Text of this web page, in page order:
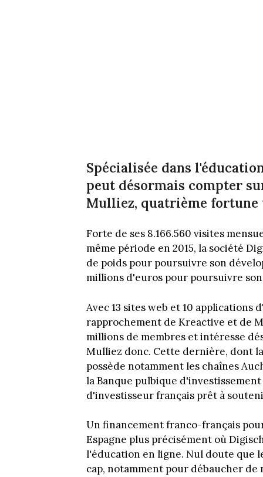
Spécialisée dans
peut désormais compter
Mulliez, quatrième fortune
Forte de ses 8.166.560 visites
même période en 2015, la société
de poids pour poursuivre son
millions d'euros pour poursuivre
Avec 13 sites web et 10 applications
rapprochement de Kreactive et de
millions de membres et intéresse
Mulliez donc. Cette dernière, dont
possède notamment les chaînes
la Banque pulbique
d'investisseur français prêt à
Un financement franco-français
Espagne plus précisément où
l'éducation en ligne. Nul doute que
cap, notamment pour débaucher de